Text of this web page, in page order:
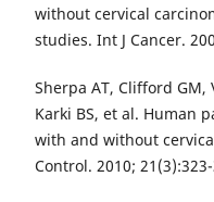
without cervical
studies. Int J Cancer.
Sherpa AT, Clifford GM,
Karki BS, et al. Human
with and without
Control. 2010;